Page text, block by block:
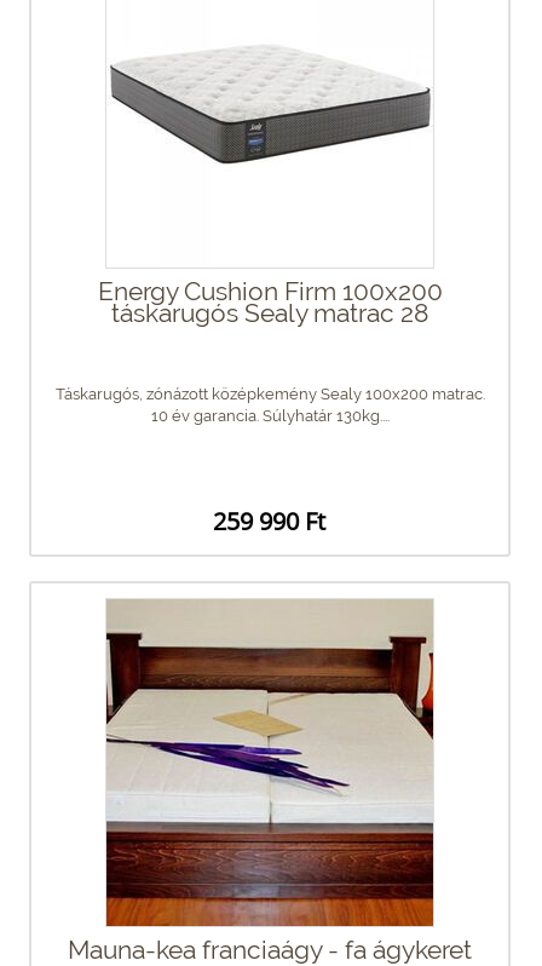
Energy Cushion Firm 100x200
táskarugós Sealy matrac 28
Táskarugós, zónázott középkemény Sealy 100x200 matrac.
10 év garancia. Súlyhatár 130kg....
259 990 Ft
Mauna-kea franciaágy - fa ágykeret